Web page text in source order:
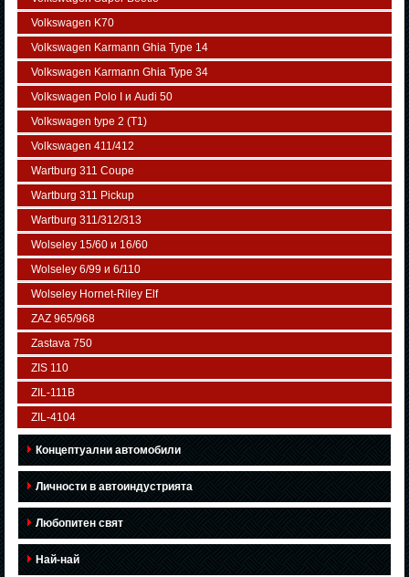
Volkswagen K70
Volkswagen Karmann Ghia Type 14
Volkswagen Karmann Ghia Type 34
Volkswagen Polo I и Audi 50
Volkswagen typе 2 (Т1)
Volkswagen 411/412
Wartburg 311 Coupe
Wartburg 311 Pickup
Wartburg 311/312/313
Wolseley 15/60 и 16/60
Wolseley 6/99 и 6/110
Wolseley Hornet-Riley Elf
ZAZ 965/968
Zastava 750
ZIS 110
ZIL-111В
ZIL-4104
Концептуални автомобили
Личности в автоиндустрията
Любопитен свят
Най-най